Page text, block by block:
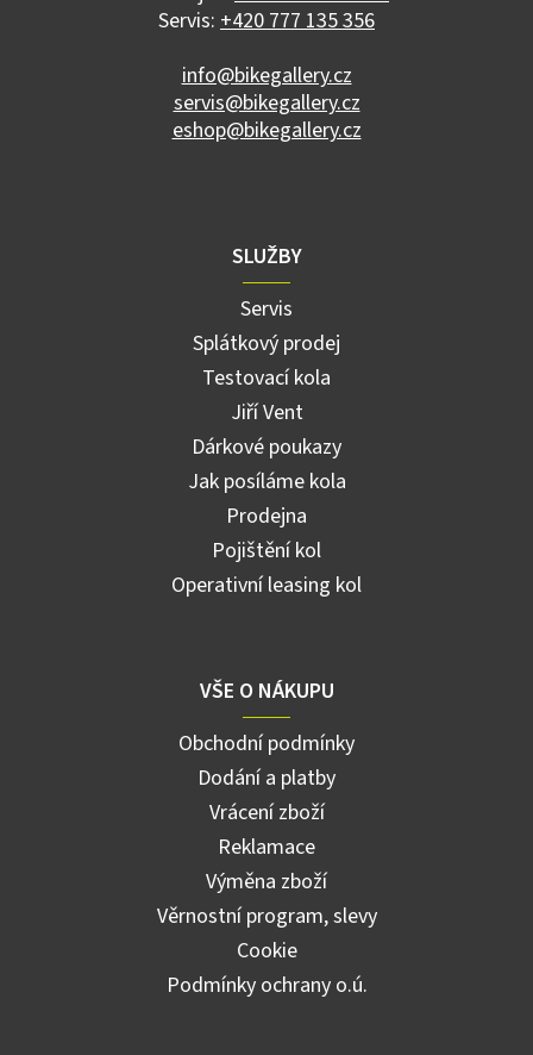
r
v
y
v
ý
p
Servis: +420 777 135 356
info@bikegallery.cz
servis@bikegallery.cz
eshop@bikegallery.cz
SLUŽBY
Servis
Splátkový prodej
Testovací kola
Jiří Vent
Dárkové poukazy
Jak posíláme kola
Prodejna
Pojištění kol
Operativní leasing kol
VŠE O NÁKUPU
Obchodní podmínky
Dodání a platby
Vrácení zboží
Reklamace
Výměna zboží
Věrnostní program, slevy
Cookie
Podmínky ochrany o.ú.